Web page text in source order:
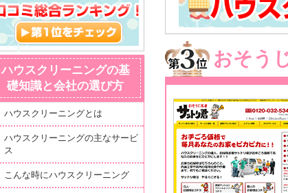
ハウスクリーニングの基
礎知識と会社の選び方
ハウスクリーニングとは
ハウスクリーニングの主なサービ
ス
こんな時にハウスクリーニング
おそう